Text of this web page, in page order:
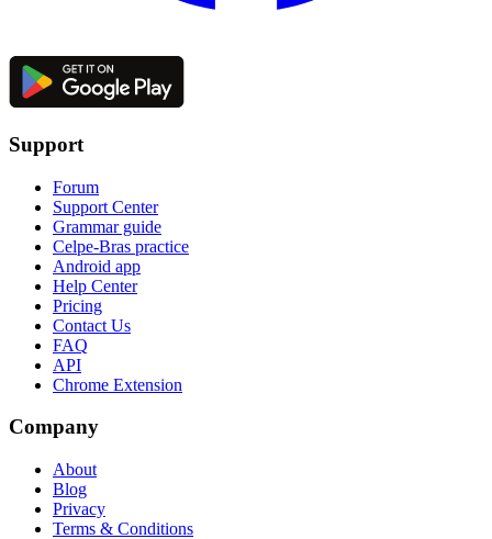
Support
Forum
Support Center
Grammar guide
Celpe-Bras practice
Android app
Help Center
Pricing
Contact Us
FAQ
API
Chrome Extension
Company
About
Blog
Privacy
Terms & Conditions